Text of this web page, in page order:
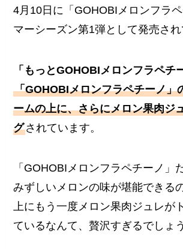
4月10日に「GOHOBIメロンフラ
マーシーズン第1弾として発売され
「もっとGOHOBIメロンフラペチ
「GOHOBIメロンフラペチーノ」
ームの上に、さらにメロン果肉ジ
グされています。
「GOHOBIメロンフラペチーノ」
みずしいメロンの味が堪能できる
上にもう一度メロン果肉ジュレが
ているなんて、贅沢すぎるでしょ